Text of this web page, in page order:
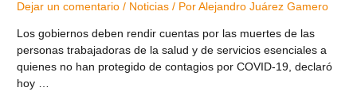
Dejar un comentario / Noticias / PorAlejandro Juárez Gamero
Los gobiernos deben rendir cuentas por las muertes de las
personas trabajadoras de la salud y de servicios esenciales a
quienes no han protegido de contagios por COVID-19, declaró
hoy …